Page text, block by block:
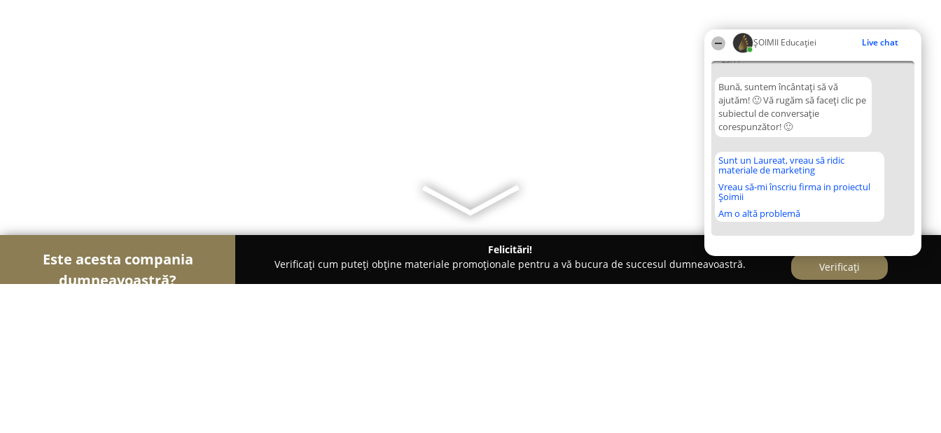
ȘOIMII Educației Live chat
23:11
Bună, suntem încântați să vă
ajutăm! 🙂 Vă rugăm să faceți clic pe
subiectul de conversație
corespunzător! 🙂
Sunt un Laureat, vreau să ridic
materiale de marketing
Vreau să-mi înscriu firma in proiectul
Șoimii
Am o altă problemă
Este acesta compania
dumneavoastră?
Felicitări!
Verificați cum puteți obține materiale promoționale pentru a vă bucura de succesul dumneavoastră.
Verificați